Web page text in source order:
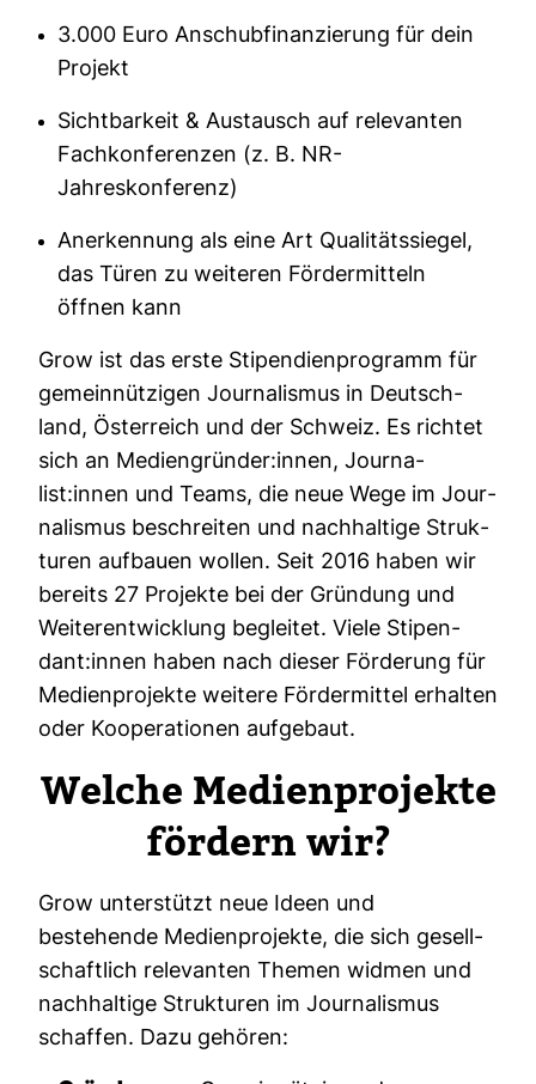
3.000 Euro Anschubfinanzierung für dein
Projekt
Sichtbarkeit & Austausch auf relevanten
Fachkonferenzen (z. B. NR-
Jahreskonferenz)
Anerkennung als eine Art Qualitätssiegel,
das Türen zu weiteren Fördermitteln
öffnen kann
Grow ist das erste Sti­pen­di­en­pro­gramm für
gemein­nüt­zigen Jour­na­lismus in Deutsch­
land, Öster­reich und der Schweiz. Es richtet
sich an Medi­en­gründer:innen, Jour­na­
list:innen und Teams, die neue Wege im Jour­
na­lismus beschreiten und nach­hal­tige Struk­
turen auf­bauen wollen. Seit 2016 haben wir
bereits 27 Pro­jekte bei der Grün­dung und
Wei­ter­ent­wick­lung begleitet. Viele Sti­pen­
dant:innen haben nach dieser För­de­rung für
Medi­en­pro­jekte wei­tere För­der­mittel erhalten
oder Koope­ra­tionen auf­ge­baut.
Welche Medi­en­pro­jekte
för­dern wir?
Grow unter­stützt neue Ideen und
bestehende Medi­en­pro­jekte, die sich gesell­
schaft­lich rele­vanten Themen widmen und
nach­hal­tige Struk­turen im Jour­na­lismus
schaffen. Dazu gehören: